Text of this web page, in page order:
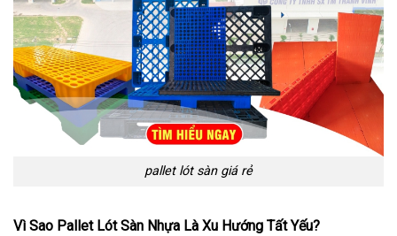
pallet lót sàn giá rẻ
Vì Sao Pallet Lót Sàn Nhựa Là Xu Hướng Tất Yếu?